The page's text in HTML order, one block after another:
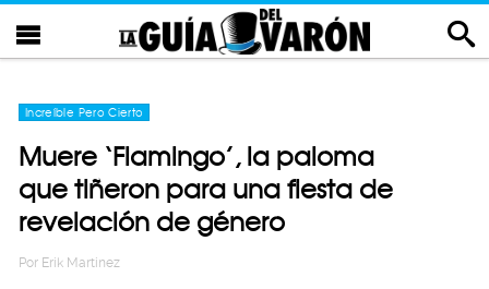
Increíble Pero Cierto
Muere ‘Flamingo’, la paloma
que tiñeron para una fiesta de
revelación de género
Por Erik Martinez